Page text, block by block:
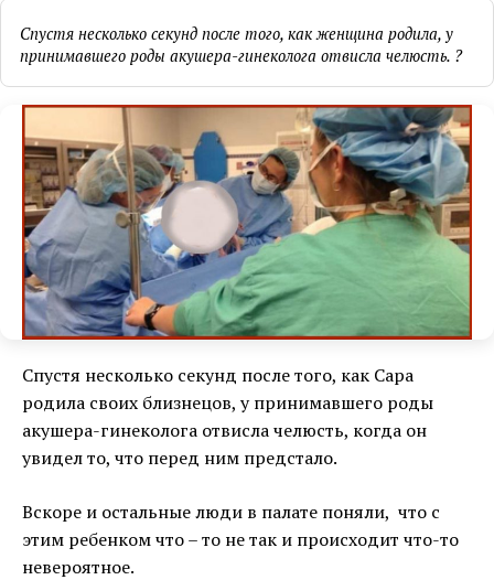
Спустя несколько секунд после того, как женщина родила, у
принимавшего роды акушера-гинеколога отвисла челюсть. ?
Спустя несколько секунд после того, как Сара
родила своих близнецов, у принимавшего роды
акушера-гинеколога отвисла челюсть, когда он
увидел то, что перед ним предстало.
Вскоре и остальные люди в палате поняли, что с
этим ребенком что – то не так и происходит что-то
невероятное.